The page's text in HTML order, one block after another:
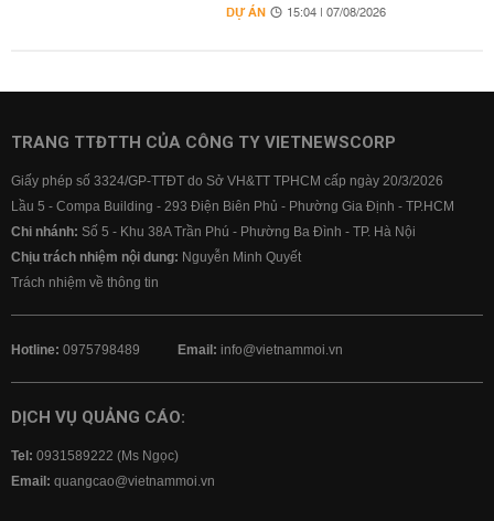
DỰ ÁN 15:04 | 07/08/2026
TRANG TTĐTTH CỦA CÔNG TY VIETNEWSCORP
Giấy phép số 3324/GP-TTĐT do Sở VH&TT TPHCM cấp ngày 20/3/2026
Lầu 5 - Compa Building - 293 Điện Biên Phủ - Phường Gia Định - TP.HCM
Chi nhánh: Số 5 - Khu 38A Trần Phú - Phường Ba Đình - TP. Hà Nội
Chịu trách nhiệm nội dung: Nguyễn Minh Quyết
Trách nhiệm về thông tin
Hotline: 0975798489 Email: info@vietnammoi.vn
DỊCH VỤ QUẢNG CÁO:
Tel: 0931589222 (Ms Ngọc)
Email: quangcao@vietnammoi.vn